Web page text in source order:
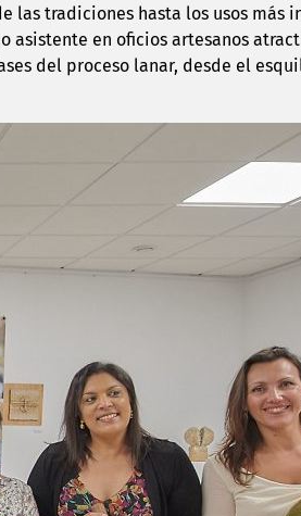
tradiciones hasta los usos más
en oficios artesanos
del proceso lanar, desde el